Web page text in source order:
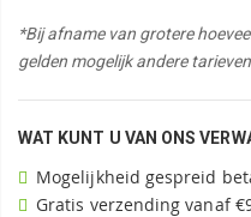
*Bij afname van grotere
gelden mogelijk andere
WAT KUNT U VAN ONS
Mogelijkheid gespreid
Gratis verzending vanaf